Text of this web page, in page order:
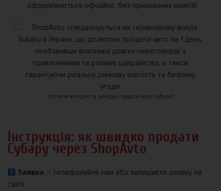
оформлюються офіційно, без прихованих комісій.
Хто хоче вигідно та швидко продати авто Субару?
Інструкція: як швидко продати
Субару через ShopAvto
Заявка – телефонуйте нам або залишаєте заявку на
сайті.